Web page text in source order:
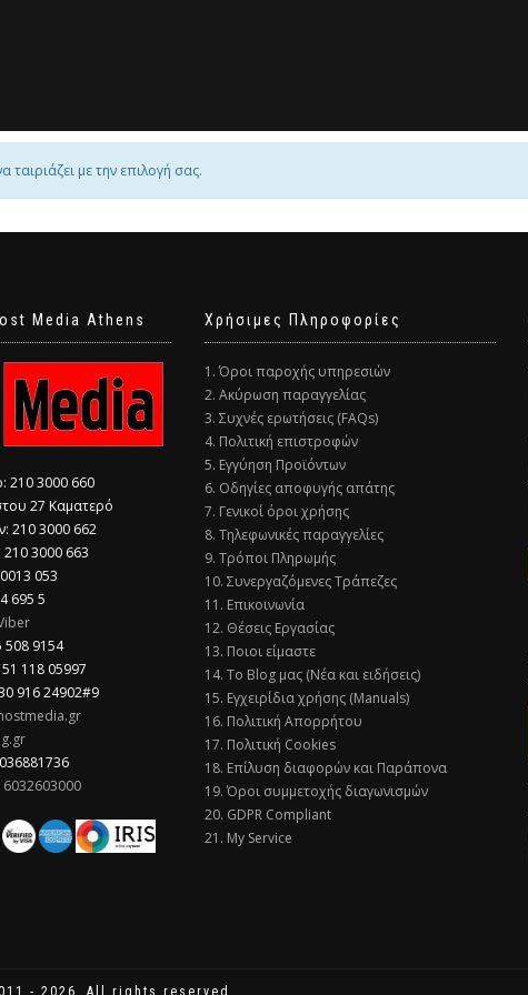
με την επιλογή σας.
Media Athens
210 3000 660
27 Καματερό
210 3000 662
3000 663
053
695 5
508 9154
118 05997
916 24902#9
Χρήσιμες Πληροφορίες
1. Όροι παροχής υπηρεσιών
2. Ακύρωση παραγγελίας
3. Συχνές ερωτήσεις (FAQs)
4. Πολιτική επιστροφών
5. Εγγύηση Προϊόντων
6. Οδηγίες αποφυγής απάτης
7. Γενικοί όροι χρήσης
8. Τηλεφωνικές παραγγελίες
9. Τρόποι Πληρωμής
10. Συνεργαζόμενες Τράπεζες
11. Επικοινωνία
12. Θέσεις Εργασίας
13. Ποιοι είμαστε
14. Το Blog μας (Νέα και ειδήσεις)
15. Εγχειρίδια χρήσης (Manuals)
16. Πολιτική Απορρήτου
17. Πολιτική Cookies
18. Επίλυση διαφορών και Παράπονα
19. Όροι συμμετοχής διαγωνισμών
20. GDPR Compliant
21. My Service